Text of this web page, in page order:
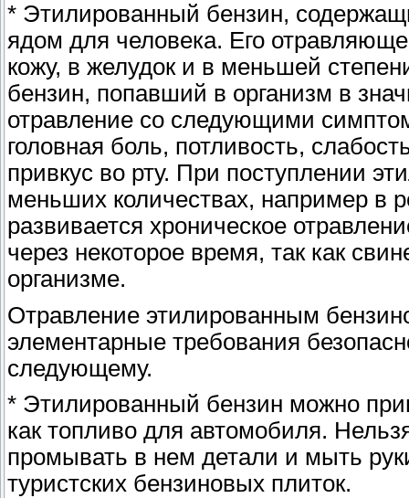
* Этилированный бензин,
ядом для человека. Его
кожу, в желудок и в меньшей
бензин, попавший в организм в
отравление со следующими
головная боль, потливость,
привкус во рту. При поступлении
меньших количествах, например в
развивается хроническое
через некоторое время, так как
организме.
Отравление этилированным
элементарные требования
следующему.
* Этилированный бензин можно
как топливо для автомобиля.
промывать в нем детали и мыть
туристских бензиновых плиток.